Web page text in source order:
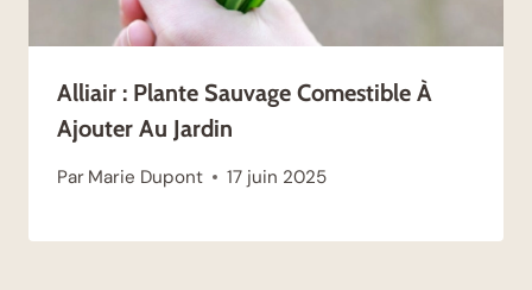
Alliair : Plante Sauvage Comestible À
Ajouter Au Jardin
Par Marie Dupont 17 juin 2025